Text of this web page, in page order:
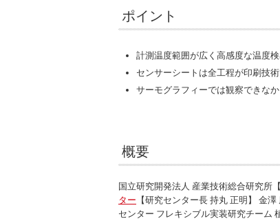
ポイント
計測温度範囲が広く高感度な温度
センサーシートは全工程が印刷技
サーモグラフィーでは観察できな
概要
国立研究開発法人 産業技術総合研究所
ター 【研究センター長 持丸 正明】 金
センター フレキシブル実装研究チーム